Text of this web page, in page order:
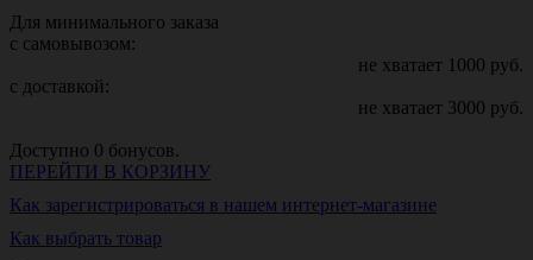
Для минимального заказа
с самовывозом:
не хватает 1000 руб.
с доставкой:
не хватает 3000 руб.
Доступно 0 бонусов.
ПЕРЕЙТИ В КОРЗИНУ
Как зарегистрироваться в нашем интернет-магазине
Как выбрать товар